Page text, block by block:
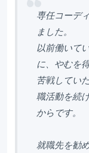
専任コーデ
ました。
以前働いて
に、やむを
苦戦してい
職活動を続
からです。
就職先を勧